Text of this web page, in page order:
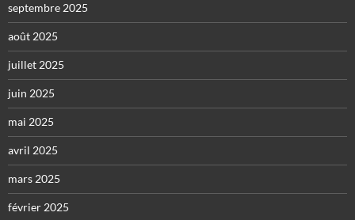
septembre 2025
août 2025
juillet 2025
juin 2025
mai 2025
avril 2025
mars 2025
février 2025